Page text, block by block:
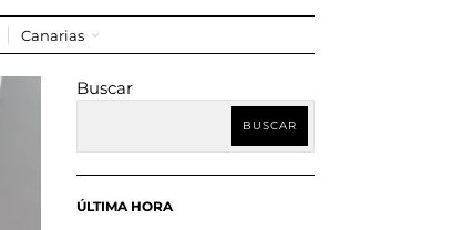
Canarias
Buscar
BUSCAR
ÚLTIMA HORA